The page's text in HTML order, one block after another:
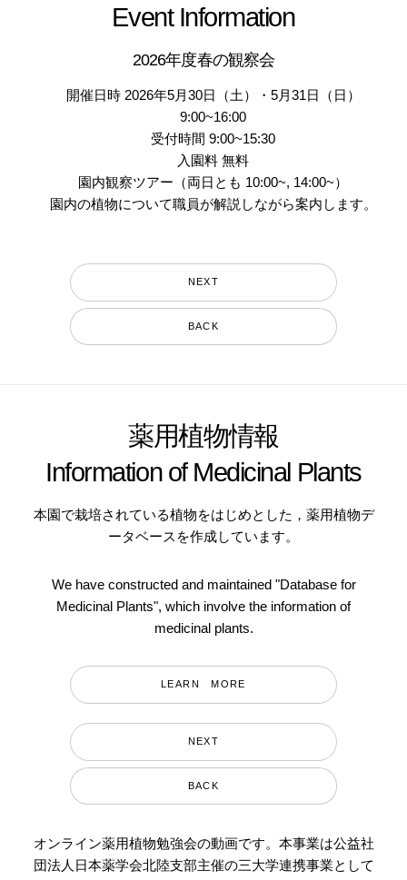
Event Information
2026年度春の観察会
開催日時 2026年5月30日（土）・5月31日（日）
9:00~16:00
受付時間 9:00~15:30
入園料 無料
園内観察ツアー（両日とも 10:00~, 14:00~）
園内の植物について職員が解説しながら案内します。
NEXT
BACK
薬用植物情報
Information of Medicinal Plants
本園で栽培されている植物をはじめとした，薬用植物デ
ータベースを作成しています。
We have constructed and maintained "Database for
Medicinal Plants", which involve the information of
medicinal plants.
LEARN MORE
NEXT
BACK
オンライン薬用植物勉強会の動画です。本事業は公益社
団法人日本薬学会北陸支部主催の三大学連携事業として